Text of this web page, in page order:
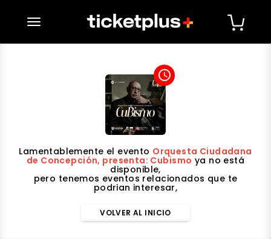
desplegar navegación
access_time
Lamentablemente el evento Orquesta Ciudadana
de Concepción, presenta: Cubismo ya no está
disponible,
pero tenemos eventos relacionados que te
podrian interesar,
VOLVER AL INICIO